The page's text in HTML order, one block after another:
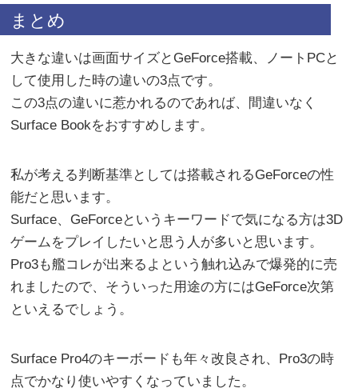
まとめ
大きな違いは画面サイズとGeForce搭載、ノートPCと
して使用した時の違いの3点です。
この3点の違いに惹かれるのであれば、間違いなく
Surface Bookをおすすめします。
私が考える判断基準としては搭載されるGeForceの性
能だと思います。
Surface、GeForceというキーワードで気になる方は3D
ゲームをプレイしたいと思う人が多いと思います。
Pro3も艦コレが出来るよという触れ込みで爆発的に売
れましたので、そういった用途の方にはGeForce次第
といえるでしょう。
Surface Pro4のキーボードも年々改良され、Pro3の時
点でかなり使いやすくなっていました。